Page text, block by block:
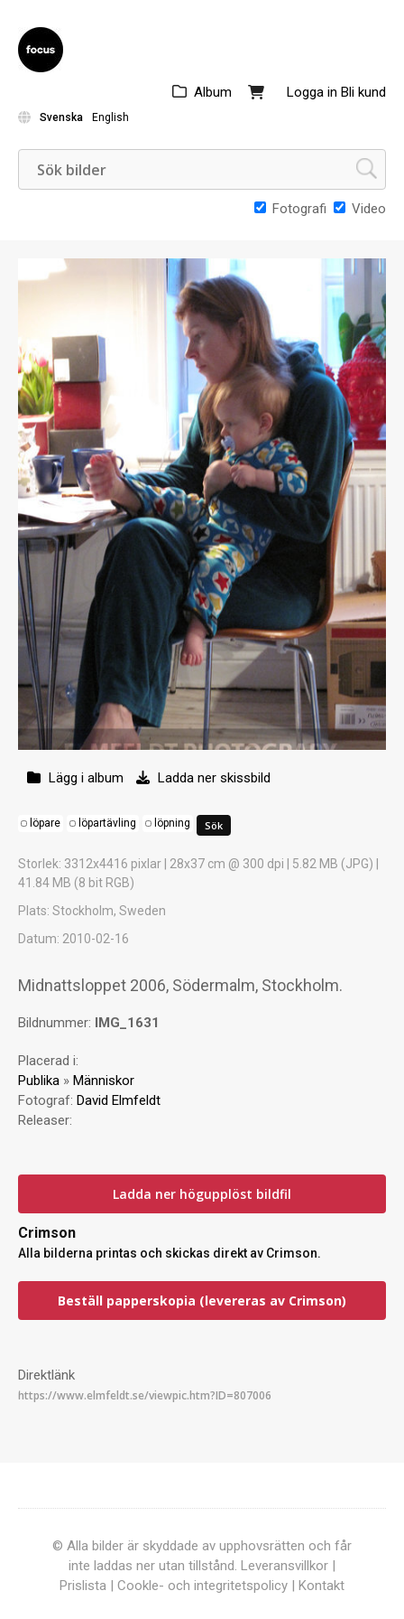
Logga in Bli kund
Album
Svenska English
Fotografi Video
Lägg i album Ladda ner skissbild
löpare löpartävling löpning
Storlek: 3312x4416 pixlar | 28x37 cm @ 300 dpi | 5.82 MB (JPG) |
41.84 MB (8 bit RGB)
Plats: Stockholm, Sweden
Datum: 2010-02-16
Midnattsloppet 2006, Södermalm, Stockholm.
Bildnummer: IMG_1631
Placerad i:
Publika » Människor
Fotograf: David Elmfeldt
Releaser:
Ladda ner högupplöst bildfil
Crimson
Alla bilderna printas och skickas direkt av Crimson.
Beställ papperskopia (levereras av Crimson)
Direktlänk
© Alla bilder är skyddade av upphovsrätten och får
inte laddas ner utan tillstånd. Leveransvillkor |
Prislista | Cookle- och integritetspolicy | Kontakt